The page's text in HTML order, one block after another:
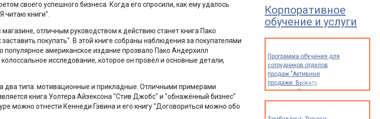
Корпоративное
обучение и услуги
Программа обучения для
сотрудников отделов
продаж "Активные
продажи. Выжать
максимум!"
своего успешного бизнеса. Когда его спросили, как ему удалось
читаю книги".
отличным руководством к действию станет книга Пако
покупать". В этой книге собраны наблюдения за покупателями
популярное американское издание прозвало Пако Андерхилл
исследование, которое он провёл и основные детали,
два типа: мотивационные и прикладные. Отличными примерами
книга Уолтера Айзексона "Стив Джобс" и "обнажённый бизнес"
можно отнести Кеннеди Гэвина и его книгу "Договориться можно обо